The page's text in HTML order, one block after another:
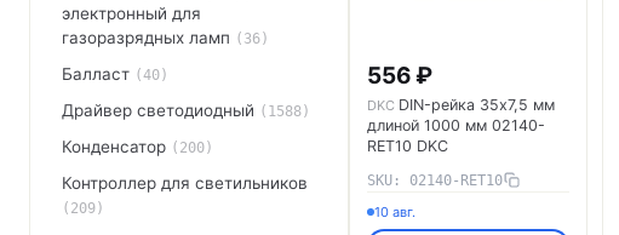
электронный для
газоразрядных ламп (36)
Балласт (40)
Драйвер светодиодный (1588)
Конденсатор (200)
Контроллер для светильников
(209)
556 ₽
DKC DIN-рейка 35х7,5 мм
длиной 1000 мм 02140-
RET10 DKC
SKU: 02140-RET10
10 авг.